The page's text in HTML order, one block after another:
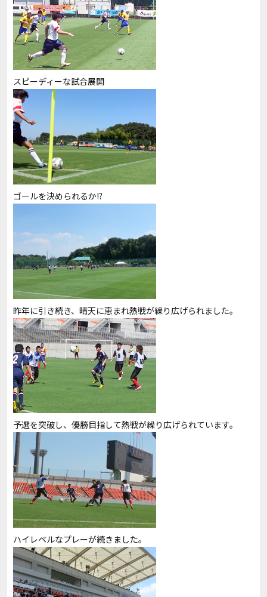
スピーディーな試合展開
ゴールを決められるか!?
昨年に引き続き、晴天に恵まれ熱戦が繰り広げられました。
予選を突破し、優勝目指して熱戦が繰り広げられています。
ハイレベルなプレーが続きました。